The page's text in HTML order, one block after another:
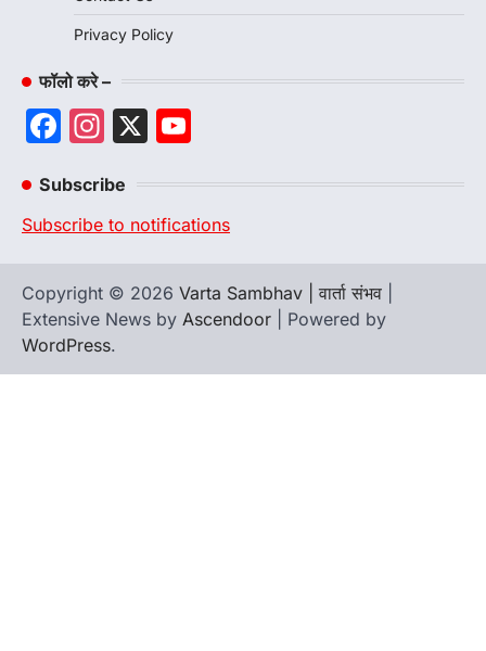
Privacy Policy
फॉलो करे –
Facebook
Instagram
X
Subscribe
Subscribe to notifications
Copyright © 2026 Varta Sambhav | वार्ता संभव
Extensive News by Ascendoor | Powered by
WordPress.